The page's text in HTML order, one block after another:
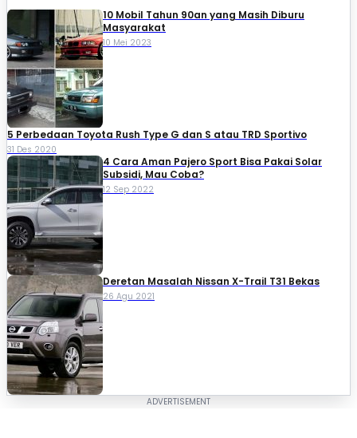
10 Mobil Tahun 90an yang Masih Diburu
Masyarakat
10 Mei 2023
5 Perbedaan Toyota Rush Type G dan S atau TRD Sportivo
31 Des 2020
4 Cara Aman Pajero Sport Bisa Pakai Solar
Subsidi, Mau Coba?
12 Sep 2022
Deretan Masalah Nissan X-Trail T31 Bekas
26 Agu 2021